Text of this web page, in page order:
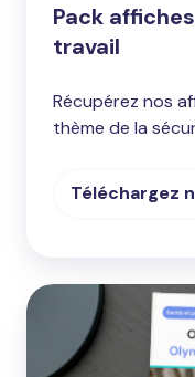
Pack
travail
Récupérez nos
thème de la
Téléchargez
Organisation
olympiade